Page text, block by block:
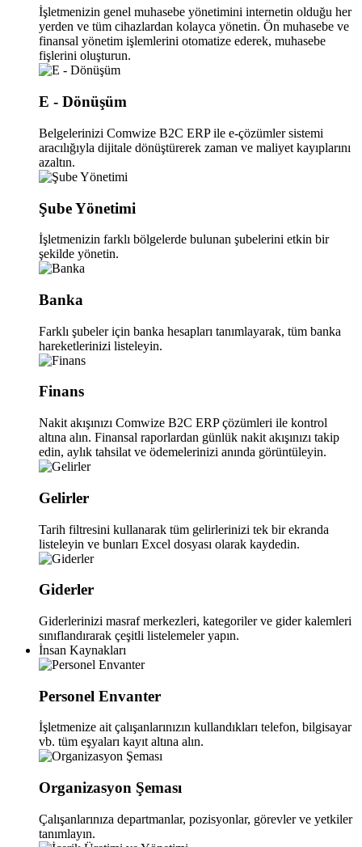
İşletmenizin genel muhasebe yönetimini internetin olduğu her
yerden ve tüm cihazlardan kolayca yönetin. Ön muhasebe ve
finansal yönetim işlemlerini otomatize ederek, muhasebe
fişlerini oluşturun.
E - Dönüşüm
Belgelerinizi Comwize B2C ERP ile e-çözümler sistemi
aracılığıyla dijitale dönüştürerek zaman ve maliyet kayıplarını
azaltın.
Şube Yönetimi
İşletmenizin farklı bölgelerde bulunan şubelerini etkin bir
şekilde yönetin.
Banka
Farklı şubeler için banka hesapları tanımlayarak, tüm banka
hareketlerinizi listeleyin.
Finans
Nakit akışınızı Comwize B2C ERP çözümleri ile kontrol
altına alın. Finansal raporlardan günlük nakit akışınızı takip
edin, aylık tahsilat ve ödemelerinizi anında görüntüleyin.
Gelirler
Tarih filtresini kullanarak tüm gelirlerinizi tek bir ekranda
listeleyin ve bunları Excel dosyası olarak kaydedin.
Giderler
Giderlerinizi masraf merkezleri, kategoriler ve gider kalemleri
sınıflandırarak çeşitli listelemeler yapın.
İnsan Kaynakları
Personel Envanter
İşletmenize ait çalışanlarınızın kullandıkları telefon, bilgisayar
vb. tüm eşyaları kayıt altına alın.
Organizasyon Şeması
Çalışanlarınıza departmanlar, pozisyonlar, görevler ve yetkiler
tanımlayın.